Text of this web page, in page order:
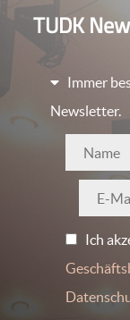
TUDK
Immer
Newsletter.
Ich